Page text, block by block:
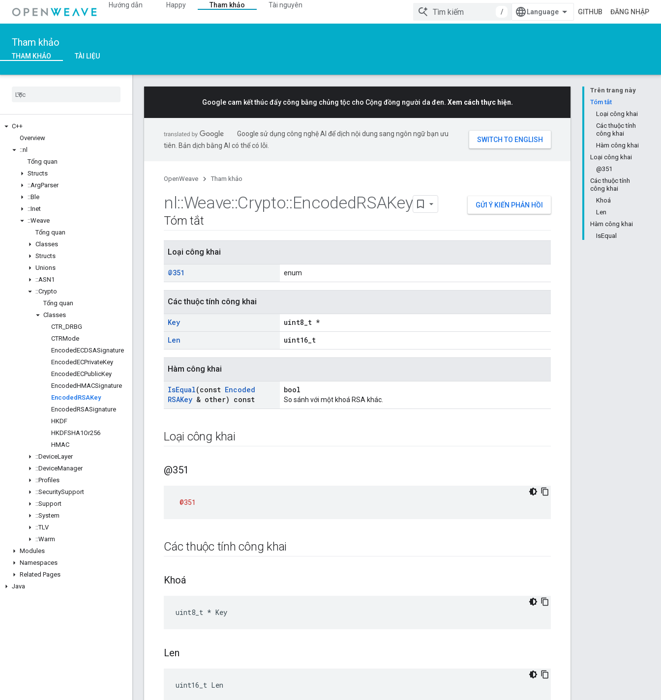
Hướng dẫn Happy Tham khảo
Tài nguyên
/
GITHUB ĐĂNG NHẬP
Tham khảo
THAM KHẢO TÀI LIỆU
C++
Overview
::nl
Tổng quan
Structs
::ArgParser
::Ble
::Inet
::Weave
Tổng quan
Classes
Structs
Unions
::ASN1
::Crypto
Tổng quan
Classes
CTR DRBG
CTRMode
EncodedECDSASignature
EncodedECPrivateKey
EncodedECPublicKey
EncodedHMACSignature
Encoded RSAKey
EncodedRSASignature
HKDF
HKDFSHA1Or256
HMAC
::DeviceLayer
::DeviceManager
::Profiles
::SecuritySupport
::Support
::System
::TLV
::Warm
Modules
Namespaces
Related Pages
Java
Trên trang này
Tóm tắt
Loại công khai
Các thuộc tính
công khai
Hàm công khai
Loại công khai
@351
Các thuộc tính
công khai
Khoá
Len
Hàm công khai
IsEqual
Google cam kết thúc đẩy công bằng chủng tộc cho Cộng đồng người da đen. Xem cách thực hiện.
Google sử dụng công nghệ AI để dịch nội dung sang ngôn ngữ bạn ưu
tiên. Bản dịch bằng AI có thể có lỗi.
OpenWeave Tham khảo
GỬI Ý KIẾN PHẢN HỒI
nl::Weave::Crypto::EncodedRSAKey
Tóm tắt
Loại công khai
@351 enum
Các thuộc tính công khai
Key
uint8_t *
Len
uint16_t
Hàm công khai
IsEqual(const Encoded
RSAKey & other) const
bool
So sánh với một khoá RSA khác.
Loại công khai
@351
@351
Các thuộc tính công khai
Khoá
uint8_t * Key
Len
uint16_t Len